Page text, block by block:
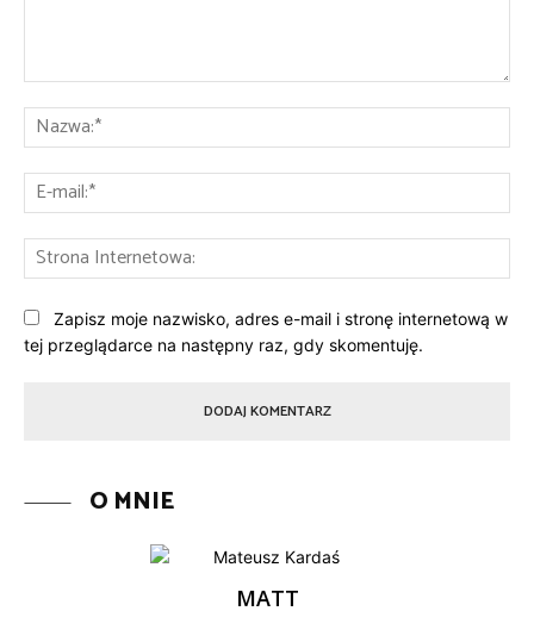
Zapisz moje nazwisko, adres e-mail i stronę internetową w
tej przeglądarce na następny raz, gdy skomentuję.
O MNIE
MATT